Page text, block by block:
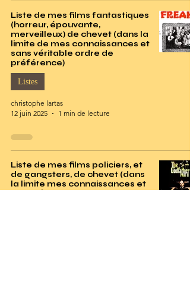
Liste de mes films fantastiques
(horreur, épouvante,
merveilleux) de chevet (dans la
limite de mes connaissances et
sans véritable ordre de
préférence)
Listes
christophe lartas
12 juin 2025
1 min de lecture
Liste de mes films policiers, et
de gangsters, de chevet (dans
la limite mes connaissances et